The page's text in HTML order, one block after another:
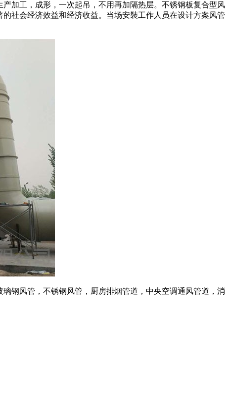
加工，成形，一次起吊，不用再加隔热层。不锈钢板复合型风
社会经济效益和经济收益。当场安裝工作人员在设计方案风管
钢风管，不锈钢风管，厨房排烟管道，中央空调通风管道，消